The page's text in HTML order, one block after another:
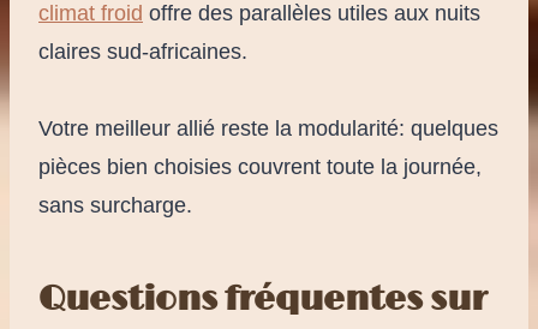
climat froid offre des parallèles utiles aux nuits
claires sud-africaines.
Votre meilleur allié reste la modularité: quelques
pièces bien choisies couvrent toute la journée,
sans surcharge.
Questions fréquentes sur